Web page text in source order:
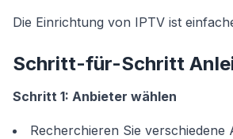
Die Einrichtung von IPTV ist
Schritt-für-Schritt
Schritt 1: Anbieter wählen
Recherchieren Sie verschiedene